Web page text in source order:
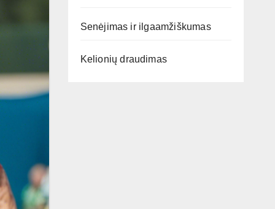
Senėjimas ir ilgaamžiškumas
Kelionių draudimas